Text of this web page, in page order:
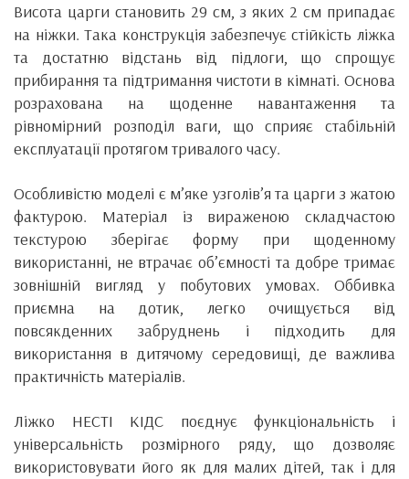
Висота царги становить 29 см, з яких 2 см припадає
на ніжки. Така конструкція забезпечує стійкість ліжка
та достатню відстань від підлоги, що спрощує
прибирання та підтримання чистоти в кімнаті. Основа
розрахована на щоденне навантаження та
рівномірний розподіл ваги, що сприяє стабільній
експлуатації протягом тривалого часу.
Особливістю моделі є м’яке узголів’я та царги з жатою
фактурою. Матеріал із вираженою складчастою
текстурою зберігає форму при щоденному
використанні, не втрачає об’ємності та добре тримає
зовнішній вигляд у побутових умовах. Оббивка
приємна на дотик, легко очищується від
повсякденних забруднень і підходить для
використання в дитячому середовищі, де важлива
практичність матеріалів.
Ліжко НЕСТІ КІДС поєднує функціональність і
універсальність розмірного ряду, що дозволяє
використовувати його як для малих дітей, так і для